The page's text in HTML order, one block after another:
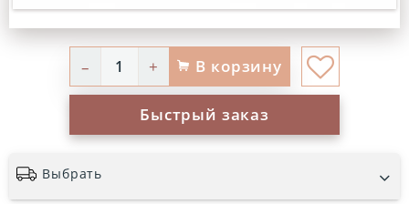
– + В корзину
Быстрый заказ
Выбрать